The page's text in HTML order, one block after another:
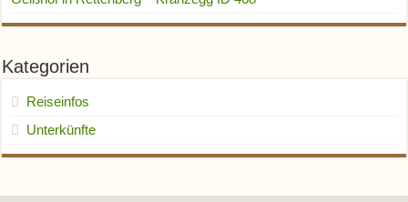
Kategorien
Reiseinfos
Unterkünfte